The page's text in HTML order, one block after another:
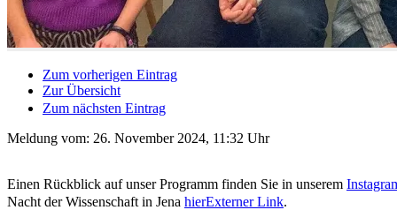
Zum vorherigen Eintrag
Zur Übersicht
Zum nächsten Eintrag
Meldung vom: 26. November 2024, 11:32 Uhr
Einen Rückblick auf unser Programm finden Sie in unserem
Nacht der Wissenschaft in Jena hierExterner Link.